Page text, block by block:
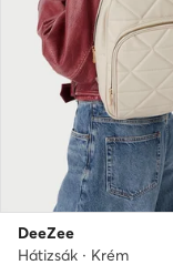
DeeZee
Hátizsák · Krém